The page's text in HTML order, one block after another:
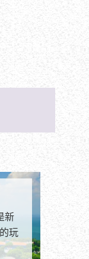
新
玩